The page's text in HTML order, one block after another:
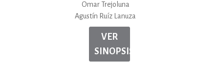
Omar Trejoluna
Agustín Ruíz Lanuza
VER
SINOPSIS